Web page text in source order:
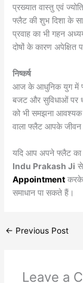
प्रख्यात वास्तु एवं
फ्लैट की शुभ दिशा के
प्रवाह का भी गहन
दोषों के कारण अपेक्षित
निष्कर्ष
आज के आधुनिक युग में
बजट और सुविधाओं पर
को भी समझना आवश्यक
वाला फ्लैट आपके जीवन
यदि आप अपने फ्लैट का
Indu Prakash Ji
Appointment करके
समाधान पा सकते हैं।
← Previous Post
Leave a